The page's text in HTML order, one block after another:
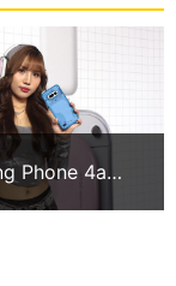
3.1 操作介面
更新率）
Phone 4a與
台灣4月上市